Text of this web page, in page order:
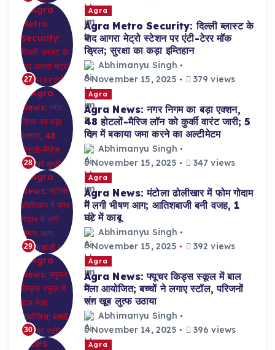
27
Agra
Agra Metro Security: दिल्ली ब्लास्ट के
बाद आगरा मेट्रो स्टेशन पर एंटी-टेरर मॉक
ड्रिल; सुरक्षा का कड़ा इम्तिहान
Abhimanyu Singh
November 15, 2025
379 views
28
Agra
Agra News: नगर निगम का बड़ा एक्शन,
48 होटलों-मैरिज लॉन को कुर्की वारंट जारी; 5
दिन में बकाया जमा करने का अल्टीमेटम
Abhimanyu Singh
November 15, 2025
347 views
29
Agra
Agra News: मंटोला ढोलीखार में फोम गोदाम
में लगी भीषण आग; आतिशबाजी बनी वजह, 1
घंटे में काबू
Abhimanyu Singh
November 15, 2025
392 views
30
Agra
Agra News: फ्यूचर किड्स स्कूल में बाल
मेला आयोजित; बच्चों ने लगाए स्टॉल, परिजनों
संग खूब लुत्फ उठाया
Abhimanyu Singh
November 14, 2025
396 views
Agra